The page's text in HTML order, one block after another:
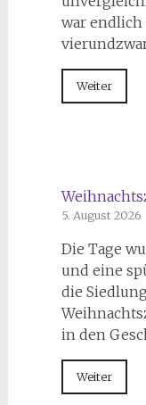
war endlich
Weiter
5. August 2026
Die Tage
und eine
die
in den
Weiter